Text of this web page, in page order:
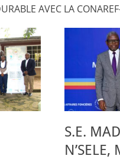
AVEC LA
S.E.